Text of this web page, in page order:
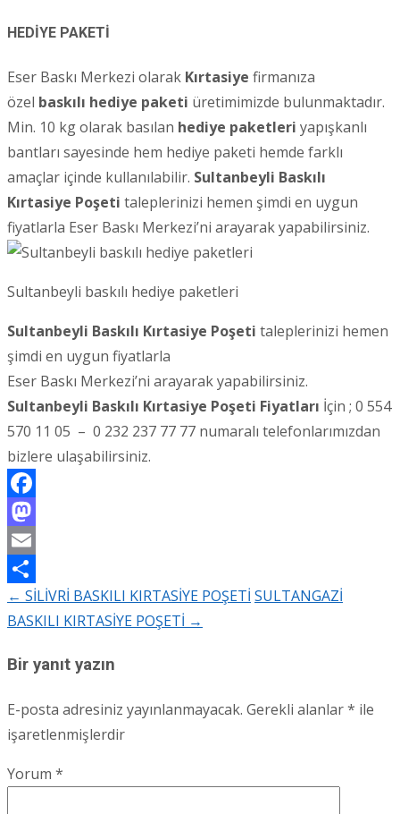
HEDİYE PAKETİ
Eser Baskı Merkezi olarak Kırtasiye firmanıza
özel baskılı hediye paketi üretimimizde bulunmaktadır.
Min. 10 kg olarak basılan hediye paketleri yapışkanlı
bantları sayesinde hem hediye paketi hemde farklı
amaçlar içinde kullanılabilir. Sultanbeyli Baskılı
Kırtasiye Poşeti taleplerinizi hemen şimdi en uygun
fiyatlarla Eser Baskı Merkezi’ni arayarak yapabilirsiniz.
Sultanbeyli baskılı hediye paketleri
Sultanbeyli Baskılı Kırtasiye Poşeti taleplerinizi hemen
şimdi en uygun fiyatlarla
Eser Baskı Merkezi’ni arayarak yapabilirsiniz.
Sultanbeyli Baskılı Kırtasiye Poşeti Fiyatları İçin ; 0 554
570 11 05 – 0 232 237 77 77 numaralı telefonlarımızdan
bizlere ulaşabilirsiniz.
Facebook
Mastodon
Email
Share
Post
← SİLİVRİ BASKILI KIRTASİYE POŞETİ SULTANGAZİ
BASKILI KIRTASİYE POŞETİ →
Bir yanıt yazın
E-posta adresiniz yayınlanmayacak. Gerekli alanlar* ile
işaretlenmişlerdir
Yorum *